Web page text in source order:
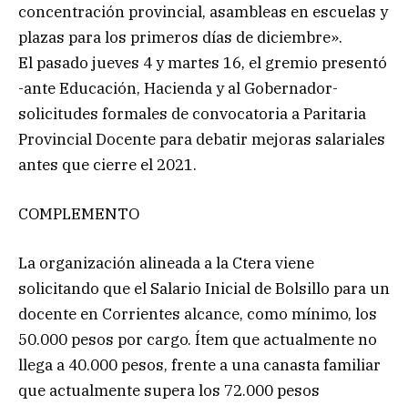
concentración provincial, asambleas en escuelas y
plazas para los primeros días de diciembre».
El pasado jueves 4 y martes 16, el gremio presentó
-ante Educación, Hacienda y al Gobernador-
solicitudes formales de convocatoria a Paritaria
Provincial Docente para debatir mejoras salariales
antes que cierre el 2021.
COMPLEMENTO
La organización alineada a la Ctera viene
solicitando que el Salario Inicial de Bolsillo para un
docente en Corrientes alcance, como mínimo, los
50.000 pesos por cargo. Ítem que actualmente no
llega a 40.000 pesos, frente a una canasta familiar
que actualmente supera los 72.000 pesos